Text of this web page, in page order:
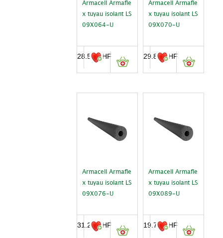
Armacell Armafle
x tuyau isolant LS
09X064-U
28.50CHF
Armacell Armafle
x tuyau isolant LS
09X070-U
29.80CHF
Armacell Armafle
x tuyau isolant LS
09X076-U
31.20CHF
Armacell Armafle
x tuyau isolant LS
09X089-U
19.70CHF